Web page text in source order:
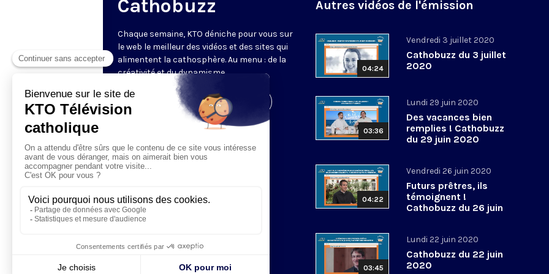
Cathobuzz
Chaque semaine, KTO déniche pour vous sur
le web le meilleur des vidéos et des sites qui
alimentent la cathosphère. Au menu : de la
créativité et du dynamisme.
Visiter la page de l'émission
Autres vidéos de l'émission
04:24
Vendredi 3 juillet 2020
Cathobuzz du 3 juillet
2020
03:36
Lundi 29 juin 2020
Des vacances bien
remplies ! Cathobuzz
du 29 juin 2020
04:22
Vendredi 26 juin 2020
Futurs prêtres, ils
témoignent !
Cathobuzz du 26 juin
03:45
Lundi 22 juin 2020
Cathobuzz du 22 juin
2020